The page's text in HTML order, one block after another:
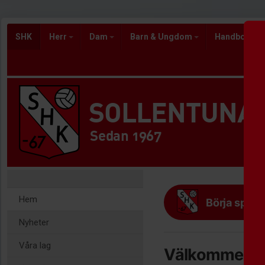
SHK Herr Dam Barn & Ungdom
SOLLENTUNA
Sedan 1967
Hem
Nyheter
Våra lag
Börja spela
Välkommen